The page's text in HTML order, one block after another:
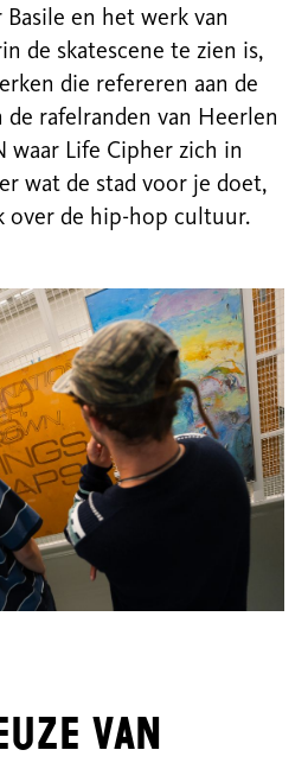
Basile en het werk van
de skatescene te zien is,
die refereren aan de
de rafelranden van Heerlen
waar Life Cipher zich in
wat de stad voor je doet,
over de hip-hop cultuur.
van